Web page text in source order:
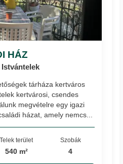
HÁZ
tárháza kertváros
kertvárosi, csendes
megvételre egy igazi
házat, amely nemcs...
Telek terület
540 m²
Szobák
4